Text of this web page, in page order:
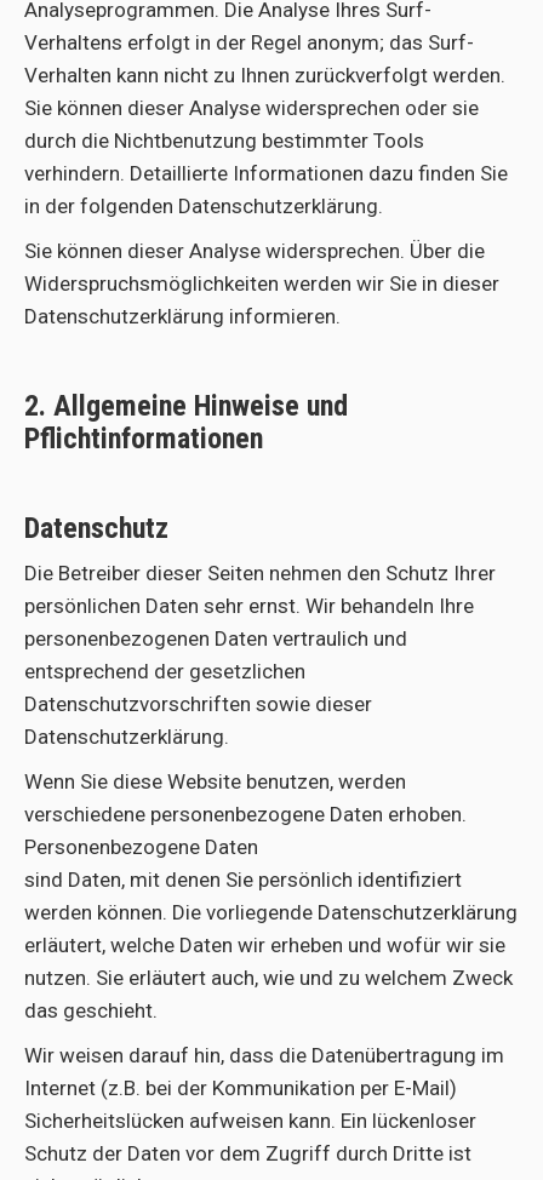
Analyseprogrammen. Die Analyse Ihres Surf-
Verhaltens erfolgt in der Regel anonym; das Surf-
Verhalten kann nicht zu Ihnen zurückverfolgt werden.
Sie können dieser Analyse widersprechen oder sie
durch die Nichtbenutzung bestimmter Tools
verhindern. Detaillierte Informationen dazu finden Sie
in der folgenden Datenschutzerklärung.
Sie können dieser Analyse widersprechen. Über die
Widerspruchsmöglichkeiten werden wir Sie in dieser
Datenschutzerklärung informieren.
2. Allgemeine Hinweise und
Pflichtinformationen
Datenschutz
Die Betreiber dieser Seiten nehmen den Schutz Ihrer
persönlichen Daten sehr ernst. Wir behandeln Ihre
personenbezogenen Daten vertraulich und
entsprechend der gesetzlichen
Datenschutzvorschriften sowie dieser
Datenschutzerklärung.
Wenn Sie diese Website benutzen, werden
verschiedene personenbezogene Daten erhoben.
Personenbezogene Daten
sind Daten, mit denen Sie persönlich identifiziert
werden können. Die vorliegende Datenschutzerklärung
erläutert, welche Daten wir erheben und wofür wir sie
nutzen. Sie erläutert auch, wie und zu welchem Zweck
das geschieht.
Wir weisen darauf hin, dass die Datenübertragung im
Internet (z.B. bei der Kommunikation per E-Mail)
Sicherheitslücken aufweisen kann. Ein lückenloser
Schutz der Daten vor dem Zugriff durch Dritte ist